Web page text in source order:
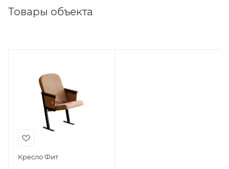
Товары объекта
Кресло Фит